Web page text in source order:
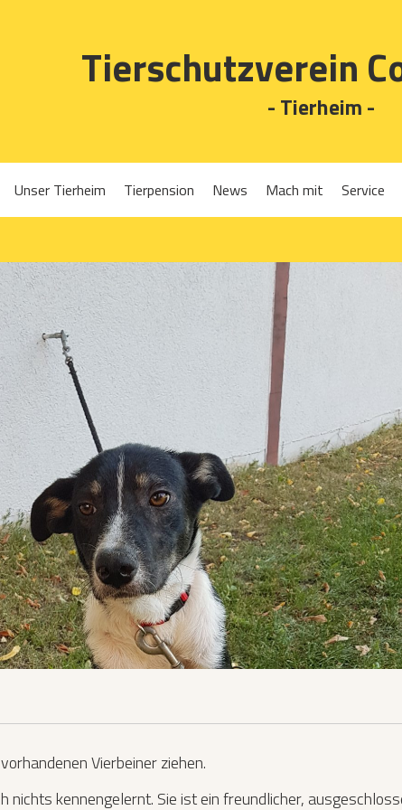
Tierschutzverein
- Tierheim -
Unser Tierheim
Projekte 2017
Projekte 2018
Projekte 2019
Projekte 2020
Projekte 2021
Projekte 2022
Projekte 2023
Projekte 2024
Organisation
Tierpension News Mach mit
Ehrenamt
Gassigehen
Mitglied werden
Patenschaften
Katzen­futterplätze
Testament
Katzen vorlesen
Service
Vierbeiner ziehen.
nichts kennengelernt. Sie ist ein freundlicher,